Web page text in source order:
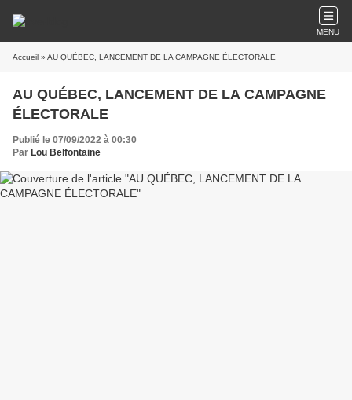
MENU
Accueil » AU QUÉBEC, LANCEMENT DE LA CAMPAGNE ÉLECTORALE
AU QUÉBEC, LANCEMENT DE LA CAMPAGNE
ÉLECTORALE
Publié le 07/09/2022 à 00:30
Par Lou Belfontaine